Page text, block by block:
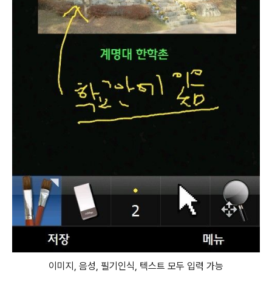
이미지, 음성, 필기인식, 텍스트 모두 입력 가능